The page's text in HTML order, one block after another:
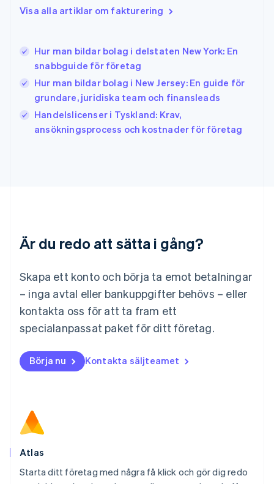
Visa alla artiklar om fakturering
Hur man bildar bolag i delstaten New York: En
snabbguide för företag
Hur man bildar bolag i New Jersey: En guide för
grundare, juridiska team och finansleads
Handelslicenser i Tyskland: Krav,
ansökningsprocess och kostnader för företag
Är du redo att sätta i gång?
Skapa ett konto och börja ta emot betalningar
– inga avtal eller bankuppgifter behövs – eller
kontakta oss för att ta fram ett
specialanpassat paket för ditt företag.
Börja nu Kontakta säljteamet
Atlas
Starta ditt företag med några få klick och gör dig redo
Irland
ItalianoEnglish
Japan
日本語 English
EnglishFrançais
Kroatien
EnglishItaliano
Malaysia
English
Mexiko
Nederländerna
NederlandsEnglish
English
Nya Zeeland
Português
Rumänien
English
DeutschFrançaisItalianoEnglish